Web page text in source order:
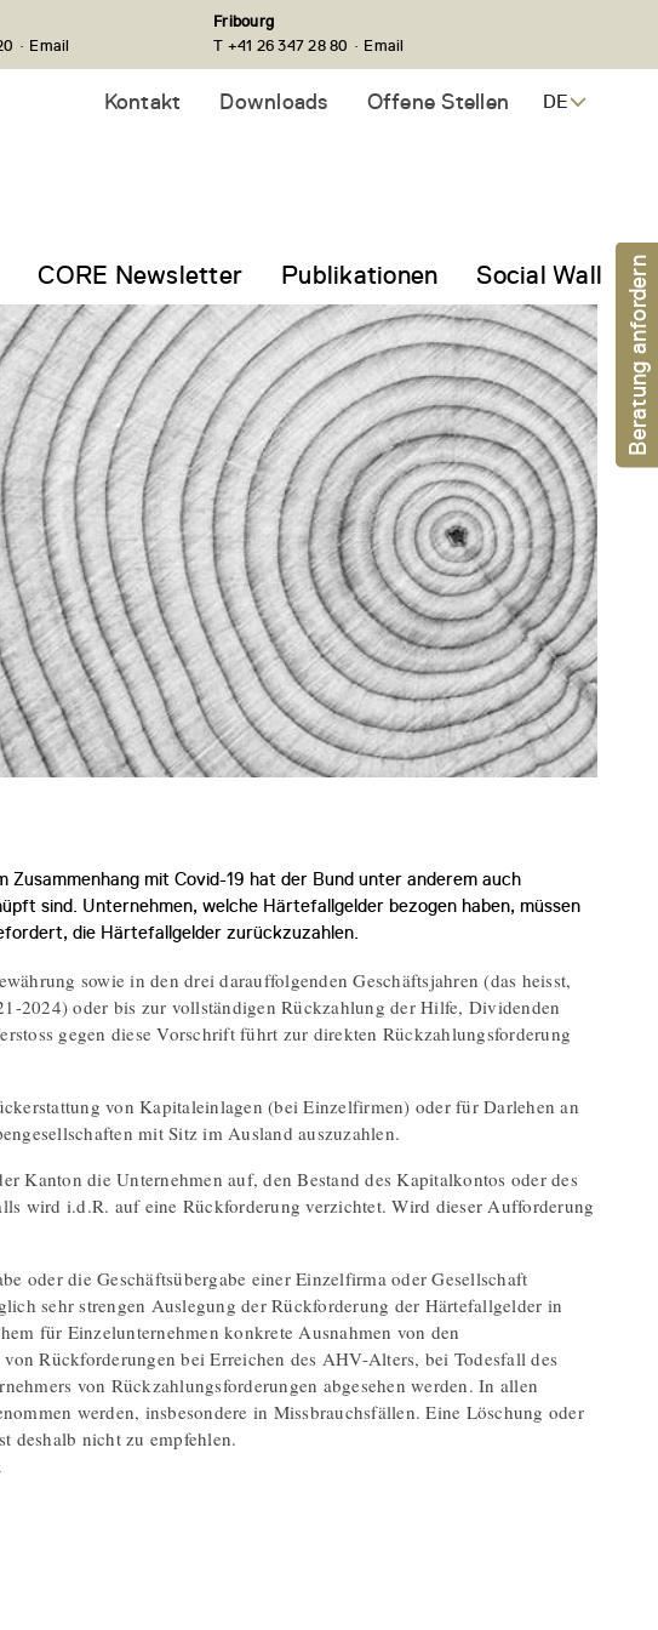
· Email
Fribourg
T +41 26 347 28 80 · Email
Kontakt Downloads Offene Stellen DE
CORE Newsletter Publikationen Social Wall
mit Covid-19 hat der Bund unter anderem auch
sind. Unternehmen, welche Härtefallgelder bezogen haben, müssen
die Härtefallgelder zurückzuzahlen.
sowie in den drei darauffolgenden Geschäftsjahren (das heisst,
2024) oder bis zur vollständigen Rückzahlung der Hilfe, Dividenden
gegen diese Vorschrift führt zur direkten Rückzahlungsforderung
von Kapitaleinlagen (bei Einzelfirmen) oder für Darlehen an
mit Sitz im Ausland auszuzahlen.
Kanton die Unternehmen auf, den Bestand des Kapitalkontos oder des
wird i.d.R. auf eine Rückforderung verzichtet. Wird dieser Aufforderung
oder die Geschäftsübergabe einer Einzelfirma oder Gesellschaft
sehr strengen Auslegung der Rückforderung der Härtefallgelder in
für Einzelunternehmen konkrete Ausnahmen von den
Rückforderungen bei Erreichen des AHV-Alters, bei Todesfall des
von Rückzahlungsforderungen abgesehen werden. In allen
werden, insbesondere in Missbrauchsfällen. Eine Löschung oder
deshalb nicht zu empfehlen.
Beratung anfordern